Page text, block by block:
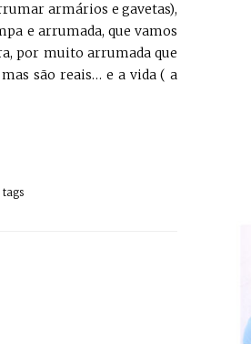
armários e gavetas),
e arrumada, que vamos
por muito arrumada que
mas são reais… e a vida ( a
tags